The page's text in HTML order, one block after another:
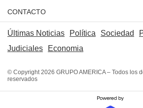
CONTACTO
Últimas Noticias Política Sociedad
Judiciales
Economia
© Copyright 2026 GRUPO AMERICA – Todos los
reservados